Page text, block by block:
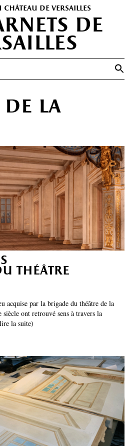
château de versailles
de
PATRIMOINE
LES +
GRATUIT AU MAGAZINE
la
théâtre
acquise par la brigade du théâtre de la
ont retrouvé sens à travers la
la suite)